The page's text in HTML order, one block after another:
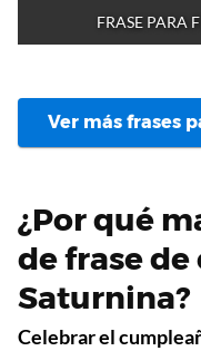
FRASE PARA
Ver más frases
¿Por qué
de frase
Saturnina?
Celebrar el